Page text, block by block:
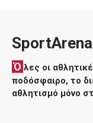
SportArena
Ό λες οι
ποδόσφαιρο, το
αθλητισμό μόνο